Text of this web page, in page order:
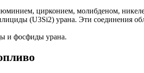
цирконием, молибденом,
(U3Si2) урана. Эти соединения
и фосфиды урана.